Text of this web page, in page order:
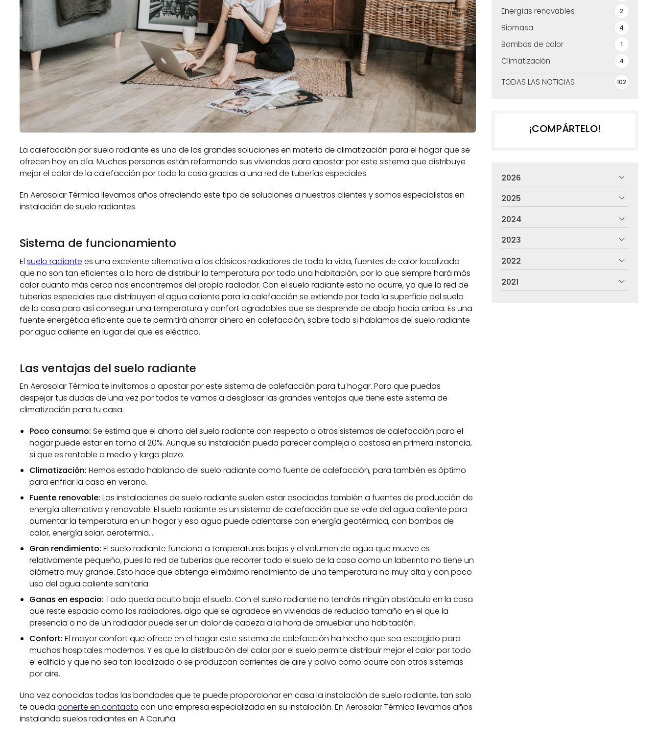
TODAS LAS NOTICIAS 102
Energías renovables 2
Biomasa 4
Bombas de calor 1
Climatización 4
La calefacción por suelo radiante es una de las grandes soluciones en materia de climatización para el hogar que se
ofrecen hoy en día. Muchas personas están reformando sus viviendas para apostar por este sistema que distribuye
mejor el calor de la calefacción por toda la casa gracias a una red de tuberías especiales.
En Aerosolar Térmica llevamos años ofreciendo este tipo de soluciones a nuestros clientes y somos especialistas en
instalación de suelo radiantes.
Sistema de funcionamiento
Elsuelo radiante es una excelente alternativa a los clásicos radiadores de toda la vida, fuentes de calor localizado
que no son tan eficientes a la hora de distribuir la temperatura por toda una habitación, por lo que siempre hará más
calor cuanto más cerca nos encontremos del propio radiador. Con el suelo radiante esto no ocurre, ya que la red de
tuberías especiales que distribuyen el agua caliente para la calefacción se extiende por toda la superficie del suelo
de la casa para así conseguir una temperatura y confort agradables que se desprende de abajo hacia arriba. Es una
fuente energética eficiente que te permitirá ahorrar dinero en calefacción, sobre todo si hablamos del suelo radiante
por agua caliente en lugar del que es eléctrico.
Las ventajas del suelo radiante
En Aerosolar Térmica te invitamos a apostar por este sistema de calefacción para tu hogar. Para que puedas
despejar tus dudas de una vez por todas te vamos a desglosar las grandes ventajas que tiene este sistema de
climatización para tu casa.
Poco consumo:Se estima que el ahorro del suelo radiante con respecto a otros sistemas de calefacción para el
hogar puede estar en torno al 20%. Aunque su instalación pueda parecer compleja o costosa en primera instancia,
sí que es rentable a medio y largo plazo.
Climatización:Hemos estado hablando del suelo radiante como fuente de calefacción, para también es óptimo
para enfriar la casa en verano.
Fuente renovable:Las instalaciones de suelo radiante suelen estar asociadas también a fuentes de producción de
energía alternativa y renovable. El suelo radiante es un sistema de calefacción que se vale del agua caliente para
aumentar la temperatura en un hogar y esa agua puede calentarse con energía geotérmica, con bombas de
calor, energía solar, aerotermia….
Gran rendimiento: El suelo radiante funciona a temperaturas bajas y el volumen de agua que mueve es
relativamente pequeño, pues la red de tuberías que recorrer todo el suelo de la casa como un laberinto no tiene un
diámetro muy grande. Esto hace que obtenga el máximo rendimiento de una temperatura no muy alta y con poco
uso del agua caliente sanitaria.
Ganas en espacio:Todo queda oculto bajo el suelo. Con el suelo radiante no tendrás ningún obstáculo en la casa
que reste espacio como los radiadores, algo que se agradece en viviendas de reducido tamaño en el que la
presencia o no de un radiador puede ser un dolor de cabeza a la hora de amueblar una habitación.
Confort:El mayor confort que ofrece en el hogar este sistema de calefacción ha hecho que sea escogido para
muchos hospitales modernos. Y es que la distribución del calor por el suelo permite distribuir mejor el calor por todo
el edificio y que no sea tan localizado o se produzcan corrientes de aire y polvo como ocurre con otros sistemas
por aire.
Una vez conocidas todas las bondades que te puede proporcionar en casa la instalación de suelo radiante, tan solo
te quedaponerte en contacto con una empresa especializada en su instalación. En Aerosolar Térmica llevamos años
instalando suelos radiantes en A Coruña.
¡COMPÁRTELO!
2026
2025
2024
2023
2022
2021